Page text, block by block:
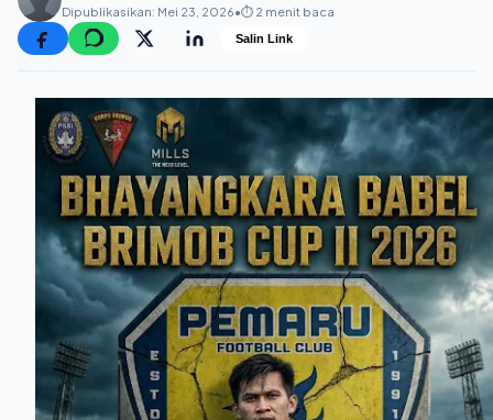
Dipublikasikan: Mei 23, 2026•⏱️ 2 menit baca
Salin Link